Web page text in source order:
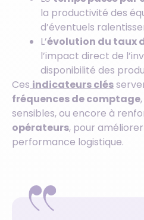
la productivité des
d’éventuels
L’évolution du taux
l’impact direct de
disponibilité des
Ces indicateurs clés
fréquences de comptage
sensibles, ou encore à
opérateurs, pour
performance logistique.